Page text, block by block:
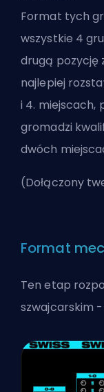
Format tych
wszystkie 4
drugą pozycję
najlepiej
i 4. miejscach,
gromadzi
dwóch
(Dołączony
Format
Ten etap
szwajcarskim